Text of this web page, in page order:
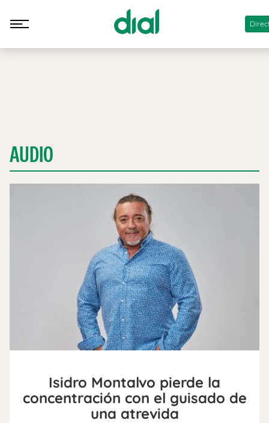
AUDIO
Isidro Montalvo pierde la
concentración con el guisado de
una atrevida